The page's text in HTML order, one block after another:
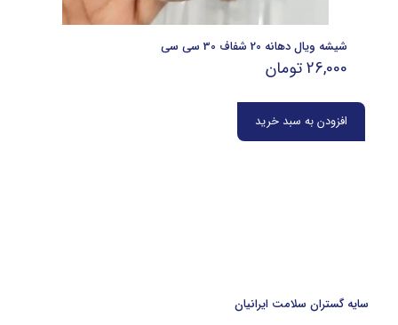
شیشه ویال دهانه 20 شفاف 30 سی سی
26,000تومان
افزودن به سبد خرید
سایه گستران سلامت ایرانیان